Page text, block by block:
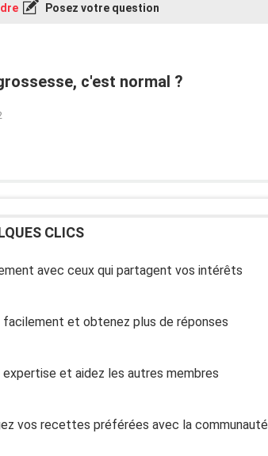
Posez votre question
c'est normal ?
CLICS
avec ceux qui partagent vos intérêts
facilement et obtenez plus de réponses
et aidez les autres membres
vos recettes préférées avec la communauté